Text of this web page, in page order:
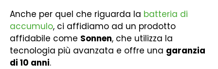
Anche per quel che riguarda la batteria di
accumulo, ci affidiamo ad un prodotto
affidabile come Sonnen, che utilizza la
tecnologia più avanzata e offre una garanzia
di 10 anni.